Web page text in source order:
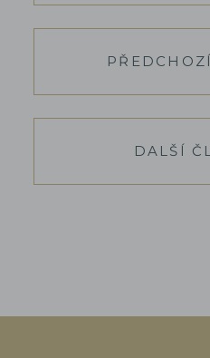
DALŠÍ